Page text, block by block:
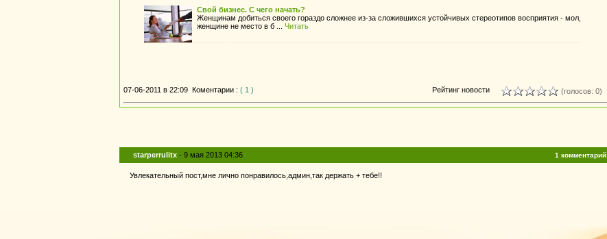
Свой бизнес. С чего начать?
Женщинам добиться своего гораздо сложнее из-за сложившихся устойчивых стереотипов восприятия - мол,
женщине не место в б ... Читать
07-06-2011 в 22:09 Коментарии : ( 1 ) Рейтинг новости (голосов: 0)
starperrulitx - 9 мая 2013 04:36 1 комментарий
Увлекательный пост,мне лично понравилось,админ,так держать + тебе!!